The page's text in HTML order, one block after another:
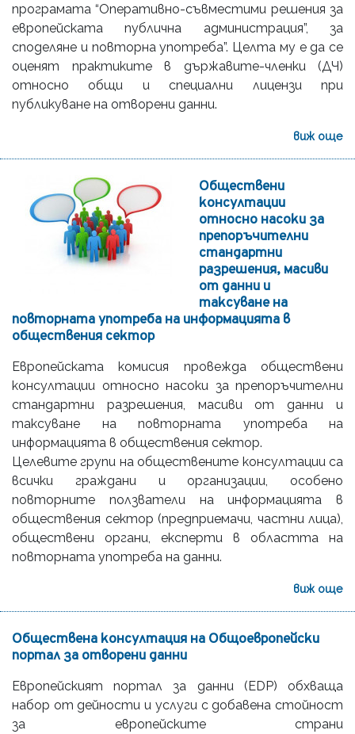
програмата “Оперативно-съвместими решения за
европейската публична администрация”, за
споделяне и повторна употреба”. Целта му е да се
оценят практиките в държавите-членки (ДЧ)
относно общи и специални лицензи при
публикуване на отворени данни.
виж още
Обществени
консултации
относно насоки за
препоръчителни
стандартни
разрешения, масиви
от данни и
таксуване на
повторната употреба на информацията в
обществения сектор
Европейската комисия провежда обществени
консултации относно насоки за препоръчителни
стандартни разрешения, масиви от данни и
таксуване на повторната употреба на
информацията в обществения сектор.
Целевите групи на обществените консултации са
всички граждани и организации, особено
повторните ползватели на информацията в
обществения сектор (предприемачи, частни лица),
обществени органи, експерти в областта на
повторната употреба на данни.
виж още
Обществена консултация на Общоевропейски
портал за отворени данни
Европейският портал за данни (EDP) обхваща
набор от дейности и услуги с добавена стойност
за европейските страни